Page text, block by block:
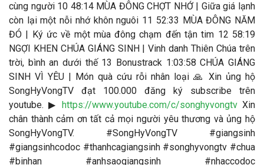
cùng người 10 48:14 MÙA ĐÔNG CHỢT NHỚ | Giữa giá lạnh
còn lại một nỗi nhớ khôn nguôi 11 52:33 MÙA ĐÔNG NĂM
ĐÓ | Ký ức về một mùa đông chạm đến tận tim 12 58:19
NGỢI KHEN CHÚA GIÁNG SINH | Vinh danh Thiên Chúa trên
trời, bình an dưới thế 13 Bonustrack 1:03:58 CHÚA GIÁNG
SINH VÌ YÊU | Món quà cứu rỗi nhân loại 🙏 Xin ủng hộ
SongHyVongTV đạt 100.000 đăng ký subscribe trên
youtube. ▶https://www.youtube.com/c/songhyvongtv ​ Xin
chân thành cảm ơn tất cả mọi người yêu thương và ủng hộ
SongHyVongTV. #SongHyVongTV​ #giangsinh
#giangsinhcodoc #thanhcagiangsinh #songhyvongtv #chua
#binhan #anhsaogiangsinh #nhaccodoc